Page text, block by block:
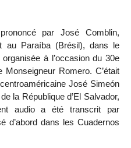
par José Comblin,
au Paraíba (Brésil), dans le
à l’occasion du 30e
Monseigneur Romero. C’était
José Simeón
la République d’El Salvador,
audio a été transcrit par
d’abord dans les Cuadernos